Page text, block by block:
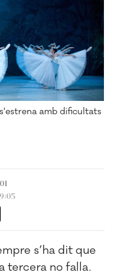
amb dificultats
s’ha dit que
tercera no falla.